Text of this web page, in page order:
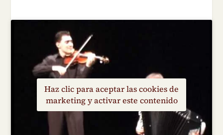
Haz clic para aceptar las cookies de
marketing y activar este contenido